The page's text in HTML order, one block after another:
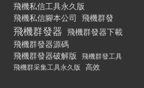
飛機私信工具永久版
飛機私信腳本公司
飛機群發
飛機群發器 飛機群發器下載
飛機群發器源碼
飛機群發器破解版
飛機群發工具
飛機群采集工具永久版
高效